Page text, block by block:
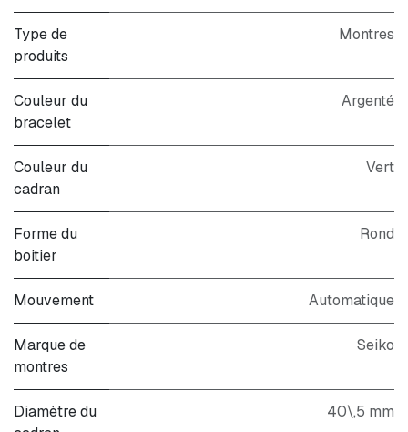
Type de
produits
Montres
Couleur du
bracelet
Argenté
Couleur du
cadran
Vert
Forme du
boitier
Rond
Mouvement Automatique
Marque de
montres
Seiko
Diamètre du
40\,5 mm